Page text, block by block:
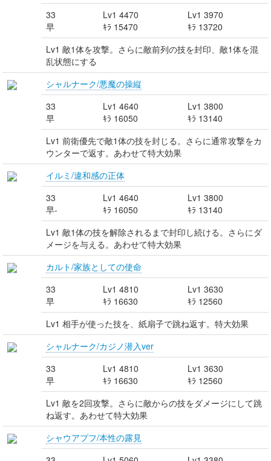
33
早
Lv1 4470
ｷﾗ 15470
Lv1 3970
ｷﾗ 13720
Lv1 敵1体を攻撃。さらに敵前列の技を封印、敵1体を混
乱状態にする
シャルナーク/悪魔の操縦
33
早
Lv1 4640
ｷﾗ 16050
Lv1 3800
ｷﾗ 13140
Lv1 前衛優先で敵1体の技を封じる。さらに通常攻撃をカ
ウンターで返す。あわせて特大効果
イルミ/違和感の正体
33
早-
Lv1 4640
ｷﾗ 16050
Lv1 3800
ｷﾗ 13140
Lv1 敵1体の技を解除されるまで封印し続ける。さらにダ
メージを与える。あわせて特大効果
カルト/家族としての使命
33
早
Lv1 4810
ｷﾗ 16630
Lv1 3630
ｷﾗ 12560
Lv1 相手が使った技を、紙扇子で跳ね返す。特大効果
シャルナーク/カジノ潜入ver
33
早
Lv1 4810
ｷﾗ 16630
Lv1 3630
ｷﾗ 12560
Lv1 敵を2回攻撃。さらに敵からの技をダメージにして跳
ね返す。あわせて特大効果
シャウアプフ/本性の露見